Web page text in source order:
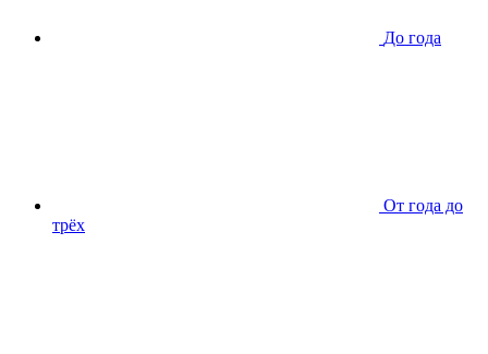
До года
От года до
трёх